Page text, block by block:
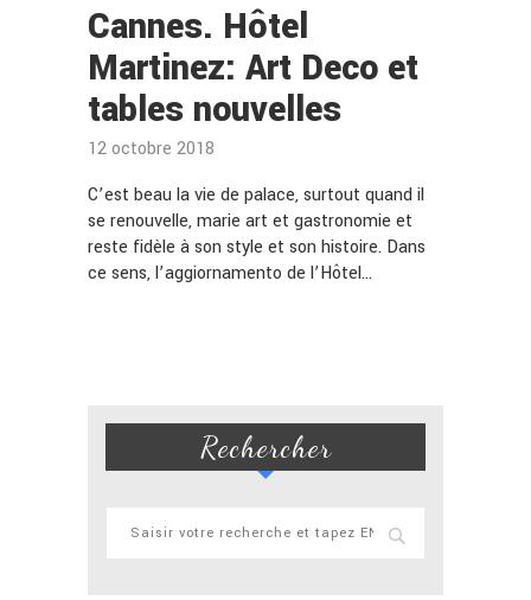
Cannes. Hôtel
Martinez: Art Deco et
tables nouvelles
12 octobre 2018
C’est beau la vie de palace, surtout quand il
se renouvelle, marie art et gastronomie et
reste fidèle à son style et son histoire. Dans
ce sens, l’aggiornamento de l’Hôtel…
Rechercher